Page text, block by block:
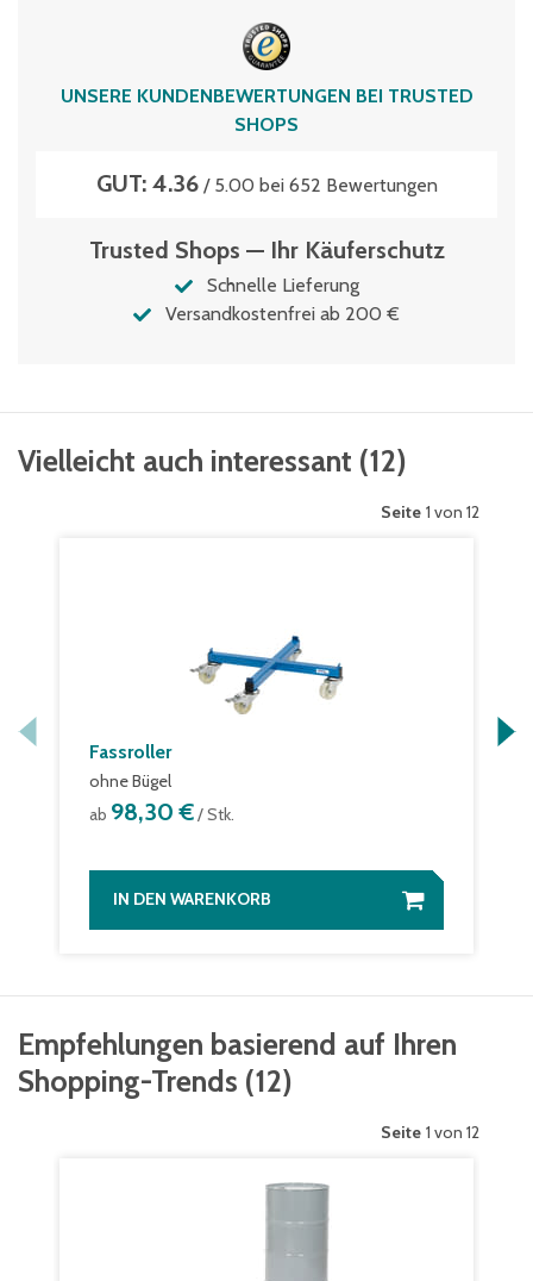
UNSERE KUNDENBEWERTUNGEN BEI TRUSTED
SHOPS
GUT: 4.36/ 5.00 bei 652 Bewertungen
Trusted Shops — Ihr Käuferschutz
Schnelle Lieferung
Versandkostenfrei ab 200 €
Vielleicht auch interessant (12)
Seite 1 von 12
Fassroller
ohne Bügel
ab 98,30 €/ Stk.
IN DEN WARENKORB
Empfehlungen basierend auf Ihren
Shopping-Trends (12)
Seite 1 von 12